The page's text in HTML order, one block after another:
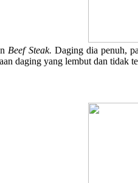
Beef Steak. Daging dia penuh,
daging yang lembut dan tidak